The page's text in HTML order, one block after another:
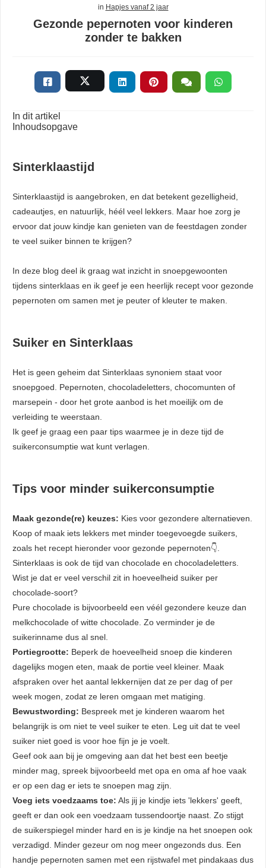
in Hapjes vanaf 2 jaar
Gezonde pepernoten voor kinderen
zonder te bakken
In dit artikel
Inhoudsopgave
Sinterklaastijd
Sinterklaastijd is aangebroken, en dat betekent gezelligheid,
cadeautjes, en natuurlijk, héél veel lekkers. Maar hoe zorg je
ervoor dat jouw kindje kan genieten van de feestdagen zonder
te veel suiker binnen te krijgen?
In deze blog deel ik graag wat inzicht in snoepgewoonten
tijdens sinterklaas en ik geef je een heerlijk recept voor gezonde
pepernoten om samen met je peuter of kleuter te maken.
Suiker en Sinterklaas
Het is geen geheim dat Sinterklaas synoniem staat voor
snoepgoed. Pepernoten, chocoladeletters, chocomunten of
marsepein - door het grote aanbod is het moeilijk om de
verleiding te weerstaan.
Ik geef je graag een paar tips waarmee je in deze tijd de
suikerconsumptie wat kunt verlagen.
Tips voor minder suikerconsumptie
Maak gezonde(re) keuzes: Kies voor gezondere alternatieven.
Koop of maak iets lekkers met minder toegevoegde suikers,
zoals het recept hieronder voor gezonde pepernoten👇.
Sinterklaas is ook de tijd van chocolade en chocoladeletters.
Wist je dat er veel verschil zit in hoeveelheid suiker per
chocolade-soort?
Pure chocolade is bijvoorbeeld een véél gezondere keuze dan
melkchocolade of witte chocolade. Zo verminder je de
suikerinname dus al snel.
Portiegrootte: Beperk de hoeveelheid snoep die kinderen
dagelijks mogen eten, maak de portie veel kleiner. Maak
afspraken over het aantal lekkernijen dat ze per dag of per
week mogen, zodat ze leren omgaan met matiging.
Bewustwording: Bespreek met je kinderen waarom het
belangrijk is om niet te veel suiker te eten. Leg uit dat te veel
suiker niet goed is voor hoe fijn je je voelt.
Geef ook aan bij je omgeving aan dat het best een beetje
minder mag, spreek bijvoorbeeld met opa en oma af hoe vaak
er op een dag er iets te snoepen mag zijn.
Voeg iets voedzaams toe: Als jij je kindje iets 'lekkers' geeft,
geeft er dan ook een voedzaam tussendoortje naast. Zo stijgt
de suikerspiegel minder hard en is je kindje na het snoepen ook
verzadigd. Minder gezeur om nog meer ongezonds dus. Een
handje pepernoten samen met een rijstwafel met pindakaas dus